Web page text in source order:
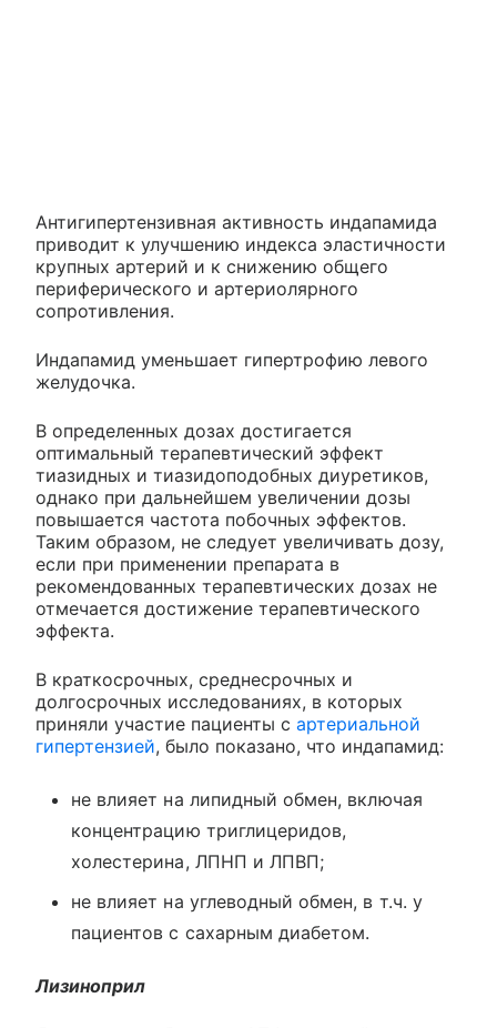
Антигипертензивная активность индапамида
приводит к улучшению индекса эластичности
крупных артерий и к снижению общего
периферического и артериолярного
сопротивления.
Индапамид уменьшает гипертрофию левого
желудочка.
В определенных дозах достигается
оптимальный терапевтический эффект
тиазидных и тиазидоподобных диуретиков,
однако при дальнейшем увеличении дозы
повышается частота побочных эффектов.
Таким образом, не следует увеличивать дозу,
если при применении препарата в
рекомендованных терапевтических дозах не
отмечается достижение терапевтического
эффекта.
В краткосрочных, среднесрочных и
долгосрочных исследованиях, в которых
приняли участие пациенты с артериальной
гипертензией, было показано, что индапамид:
не влияет на липидный обмен, включая
концентрацию триглицеридов,
холестерина, ЛПНП и ЛПВП;
не влияет на углеводный обмен, в т.ч. у
пациентов с сахарным диабетом.
Лизиноприл